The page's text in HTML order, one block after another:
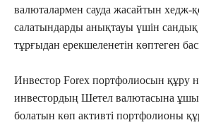
валюталармен сауда жасайтын хедж-
салатындарды анықтауы үшін
тұрғыдан ерекшеленетін көптеген
Инвестор Forex портфолиосын құру
инвестордың Шетел валютасына
болатын көп активті портфолионы